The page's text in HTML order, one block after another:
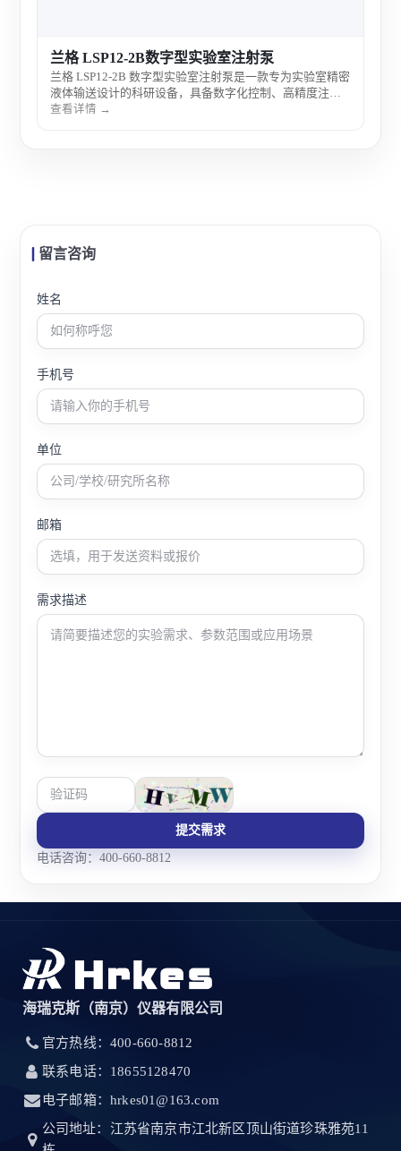
兰格 LSP12-2B数字型实验室注射泵
兰格 LSP12-2B 数字型实验室注射泵是一款专为实验室精密
液体输送设计的科研设备，具备数字化控制、高精度注射
和稳定运行性能，适用于微量加样、连续输注及定量控制
查看详情 →
留言咨询
姓名
手机号
单位
邮箱
需求描述
提交需求
电话咨询：400-660-8812
海瑞克斯（南京）仪器有限公司
官方热线：400-660-8812
联系电话：18655128470
电子邮箱：hrkes01@163.com
公司地址：江苏省南京市江北新区顶山街道珍珠雅苑11